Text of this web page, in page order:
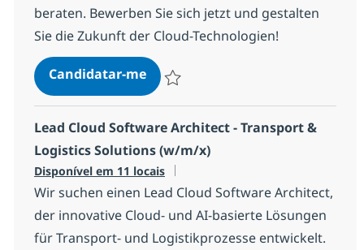
beraten. Bewerben Sie sich jetzt und gestalten
Sie die Zukunft der Cloud-Technologien!
Candidatar-meLead Cloud Software Architect -
Lead Cloud Software Architect - Transport &
Logistics Solutions (w/m/x)
Disponível em 11 locais
Wir suchen einen Lead Cloud Software Architect,
der innovative Cloud- und AI-basierte Lösungen
für Transport- und Logistikprozesse entwickelt.